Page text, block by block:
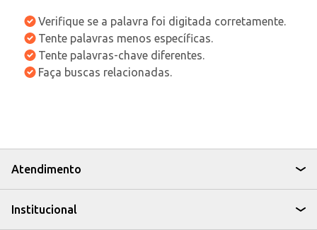
Verifique se a palavra foi digitada corretamente.
Tente palavras menos específicas.
Tente palavras-chave diferentes.
Faça buscas relacionadas.
Atendimento
Institucional